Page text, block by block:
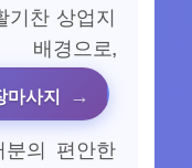
기찬 상업지
으로,
마사지
의 편안한